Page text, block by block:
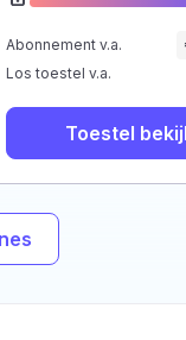
Abonnement v.a.
Los toestel v.a.
Toestel